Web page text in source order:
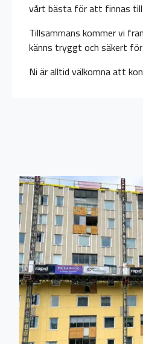
vårt bästa för att finnas
Tillsammans kommer vi
känns tryggt och säkert
Ni är alltid välkomna att